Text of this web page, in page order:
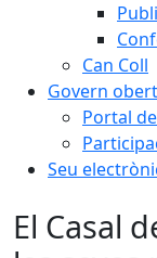
Can Coll
Govern
Portal
Seu
El Casal